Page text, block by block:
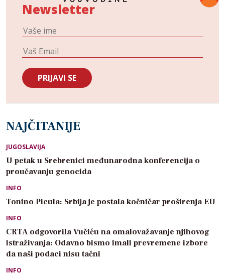
Newsletter
NAJČITANIJE
JUGOSLAVIJA
U petak u Srebrenici međunarodna konferencija o
proučavanju genocida
INFO
Tonino Picula: Srbija je postala kočničar proširenja EU
INFO
CRTA odgovorila Vučiću na omalovažavanje njihovog
istraživanja: Odavno bismo imali prevremene izbore
da naši podaci nisu tačni
INFO